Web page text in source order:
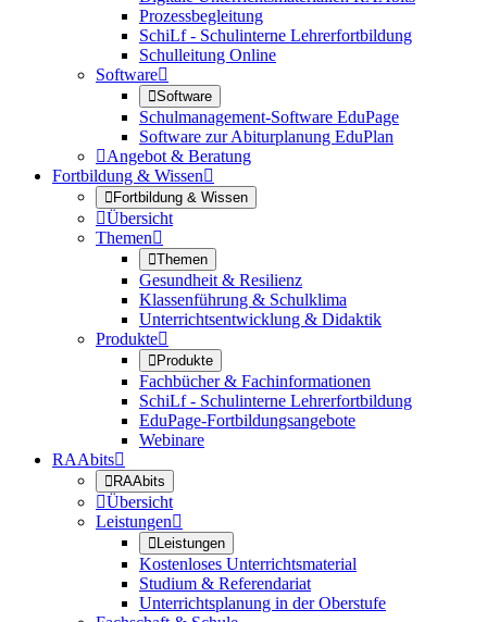
Prozessbegleitung
SchiLf - Schulinterne Lehrerfortbildung
Schulleitung Online
Software
Software
Schulmanagement-Software EduPage
Software zur Abiturplanung EduPlan
Angebot & Beratung
Fortbildung & Wissen
Fortbildung & Wissen
Übersicht
Themen
Themen
Gesundheit & Resilienz
Klassenführung & Schulklima
Unterrichtsentwicklung & Didaktik
Produkte
Produkte
Fachbücher & Fachinformationen
SchiLf - Schulinterne Lehrerfortbildung
EduPage-Fortbildungsangebote
Webinare
RAAbits
RAAbits
Übersicht
Leistungen
Leistungen
Kostenloses Unterrichtsmaterial
Studium & Referendariat
Unterrichtsplanung in der Oberstufe